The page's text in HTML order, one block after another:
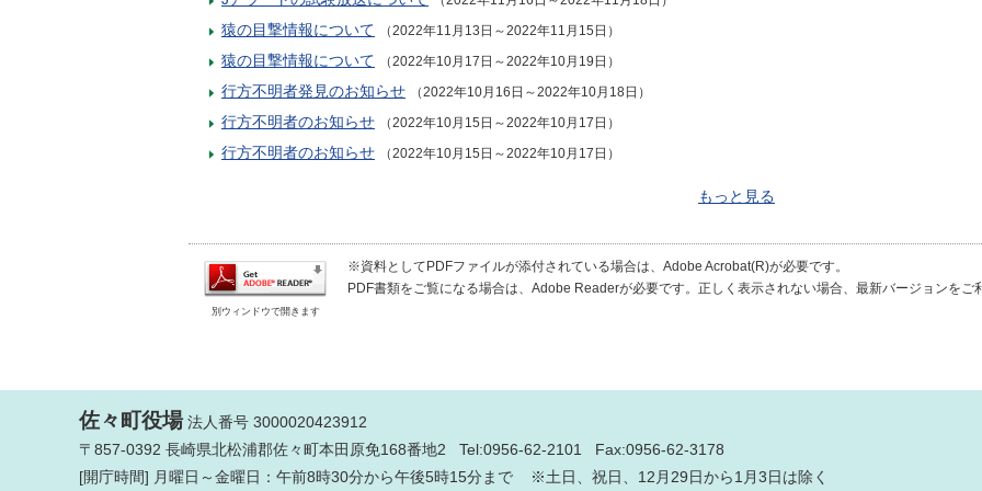
猿の目撃情報について （2022年11月13日～2022年11月15日）
猿の目撃情報について （2022年10月17日～2022年10月19日）
行方不明者発見のお知らせ （2022年10月16日～2022年10月18日）
行方不明者のお知らせ （2022年10月15日～2022年10月17日）
行方不明者のお知らせ （2022年10月15日～2022年10月17日）
もっと見る
別ウィンドウで開きます
※資料としてPDFファイルが添付されている場合は、Adobe Acrobat(R)が必要です。
PDF書類をご覧になる場合は、Adobe Readerが必要です。正しく表示されない場合、最新バージョンをご
佐々町役場法人番号 3000020423912
〒857-0392 長崎県北松浦郡佐々町本田原免168番地2 Tel:0956-62-2101
Fax:0956-62-3178
[開庁時間] 月曜日～金曜日：午前8時30分から午後5時15分まで ※土日、祝日、12月29日から1月3日は除く